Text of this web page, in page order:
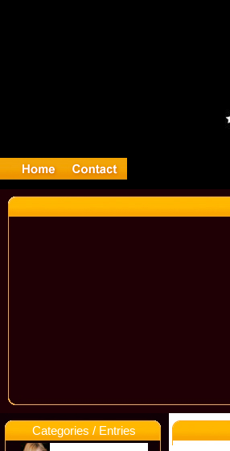
Categories / Entries